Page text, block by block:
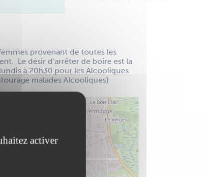
provenant de toutes les
Le désir d’arrêter de boire est la
à 20h30 pour les Alcooliques
malades Alcooliques)
activer